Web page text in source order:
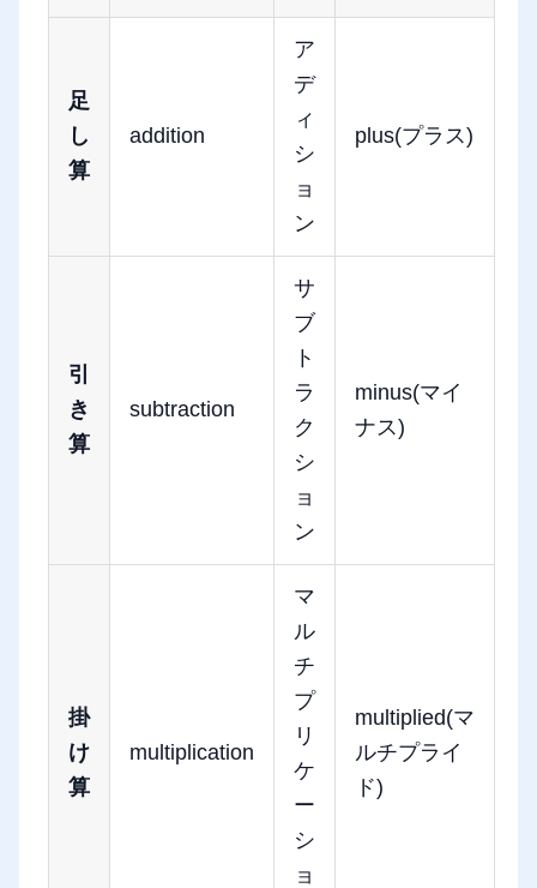
足
し
算
addition
ア
デ
ィ
シ
ョ
ン
plus(プラス)
引
き
算
subtraction
サ
ブ
ト
ラ
ク
シ
ョ
ン
minus(マイ
ナス)
掛
け
算
multiplication
マ
ル
チ
プ
リ
ケ
ー
シ
ョ
multiplied(マ
ルチプライ
ド)